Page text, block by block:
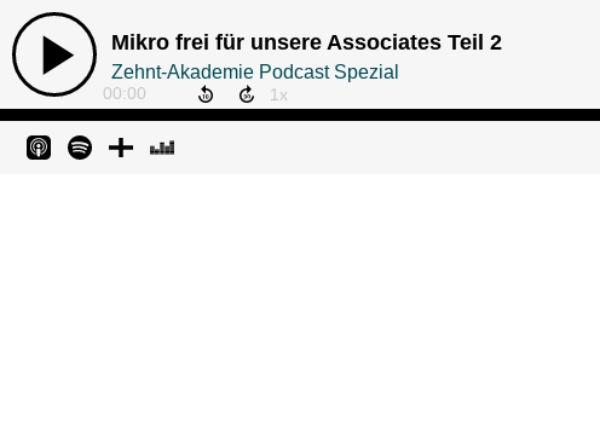
Mikro frei für unsere Associates Teil 2
Zehnt-Akademie Podcast Spezial
00:00